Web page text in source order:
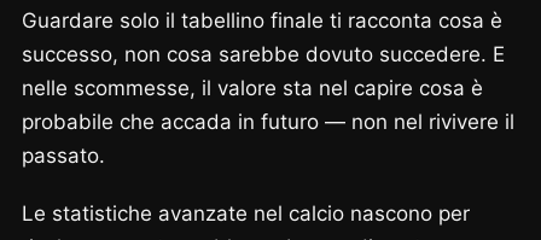
Guardare solo il tabellino finale ti racconta cosa è
successo, non cosa sarebbe dovuto succedere. E
nelle scommesse, il valore sta nel capire cosa è
probabile che accada in futuro — non nel rivivere il
passato.
Le statistiche avanzate nel calcio nascono per